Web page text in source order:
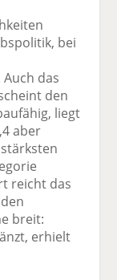
bei
das
den
liegt
aber
reicht das
breit:
erhielt